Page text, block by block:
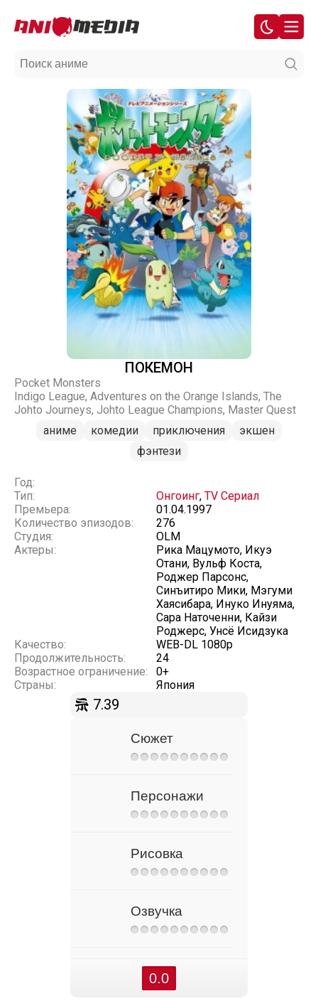
ПОКЕМОН
Pocket Monsters
Indigo League, Adventures on the Orange Islands, The
Johto Journeys, Johto League Champions, Master Quest
аниме
комедии приключения
экшен
фэнтези
Год:
Тип:
Онгоинг, TV Сериал
Премьера:
01.04.1997
Количество эпизодов:
276
Студия:
OLM
Актеры:
Рика Мацумото, Икуэ
Отани, Вульф Коста,
Роджер Парсонс,
Синъитиро Мики, Мэгуми
Хаясибара, Инуко Инуяма,
Сара Наточенни, Кайзи
Роджерс, Унсё Исидзука
Качество:
WEB-DL 1080p
Продолжительность:
24
Возрастное ограничение:
0+
Страны:
Япония
7.39
Сюжет
Персонажи
Рисовка
Озвучка
0.0